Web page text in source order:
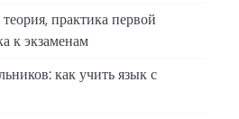
практика первой
к экзаменам
как учить язык с